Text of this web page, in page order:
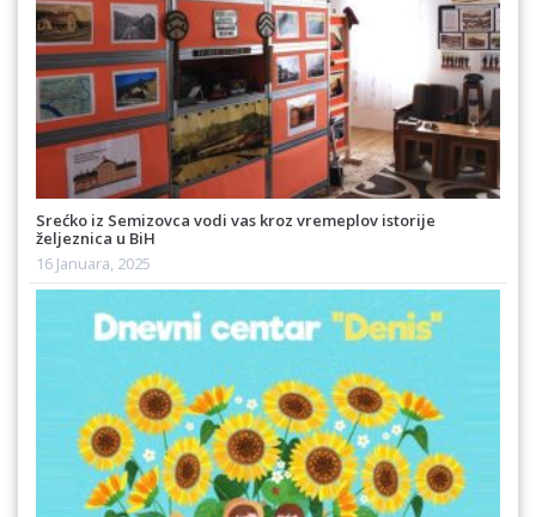
Srećko iz Semizovca vodi vas kroz vremeplov istorije
željeznica u BiH
16 Januara, 2025